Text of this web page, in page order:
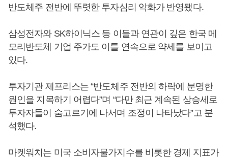
반도체주 전반에 뚜렷한 투자심리 악화가 반영됐다.
삼성전자와 SK하이닉스 등 이들과 연관이 깊은 한국 메
모리반도체 기업 주가도 이틀 연속으로 약세를 보이고
있다.
투자기관 제프리스는 “반도체주 전반의 하락에 분명한
원인을 지목하기 어렵다”며 “다만 최근 계속된 상승세로
투자자들이 숨고르기에 나서며 조정이 나타났다”고 분
석했다.
마켓워치는 미국 소비자물가지수를 비롯한 경제 지표가